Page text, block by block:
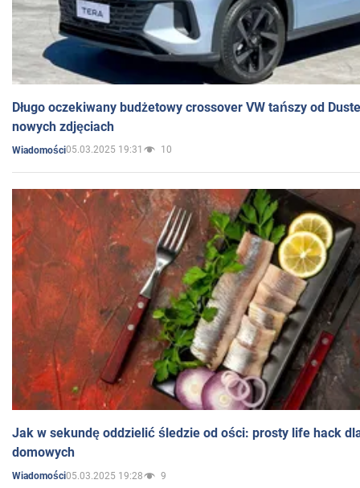
Długo oczekiwany budżetowy crossover VW tańszy od
nowych zdjęciach
Wiadomości05.03.2025 19:31 10
Jak w sekundę oddzielić śledzie od ości: prosty life hack
domowych
Wiadomości05.03.2025 19:28 9